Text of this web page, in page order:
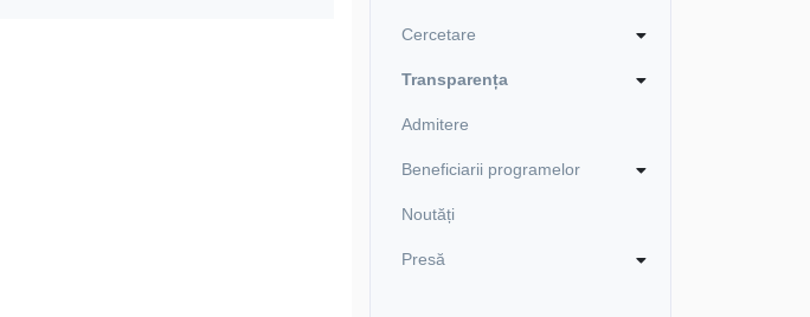
Cercetare
Transparența
Admitere
Beneficiarii programelor
Noutăți
Presă